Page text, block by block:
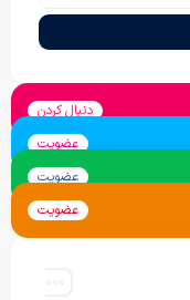
دنبال کردن
عضویت
عضویت
عضویت